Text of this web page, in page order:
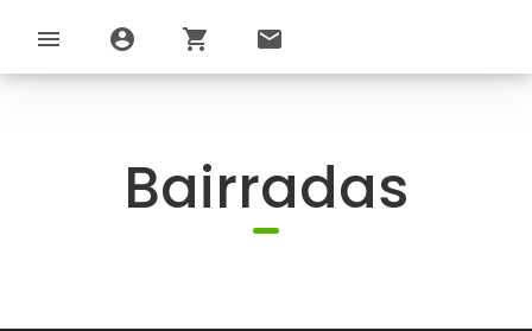
menu account_circle shopping_cart email
Bairradas